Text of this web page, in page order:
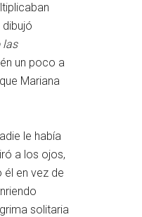
las
un poco a
Mariana
le había
a los ojos,
él en vez de
solitaria